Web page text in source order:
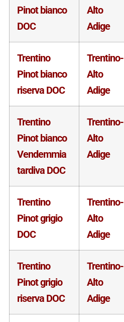
Pinot bianco
DOC
Alto
Adige
Trentino
Pinot bianco
riserva DOC
Trentino-
Alto
Adige
Trentino
Pinot bianco
Vendemmia
tardiva DOC
Trentino-
Alto
Adige
Trentino
Pinot grigio
DOC
Trentino-
Alto
Adige
Trentino
Pinot grigio
riserva DOC
Trentino-
Alto
Adige